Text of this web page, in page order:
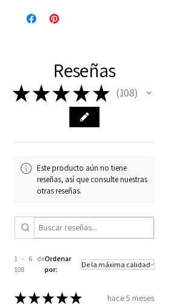
Tamaño del zapato:45 mm -
o 1,77 pulgadas
Los zapatos son alrededor
de 45 mm de largo y 19 mm
Forever First Edition BJD's,
Dianna Effner Little Darling
muñecas de porcelana de 11
pulgadas,_cc781905-5cde-
y Ann Estelle de Robert
Tonner.
Reseñas
★★★ ★ ★ 108
108
Este producto aún no tiene
reseñas, así que consulte nuestras
otras reseñas.
1 - 6 de
108
Ordenar
por:
★★★★★ hace 5 meses